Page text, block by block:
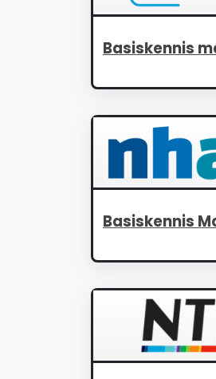
Basiskennis
Basiskennis